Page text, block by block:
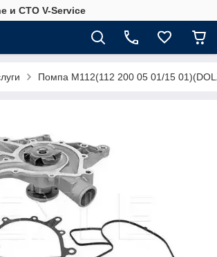
и СТО V-Service
Помпа M112(112 200 05 01/15